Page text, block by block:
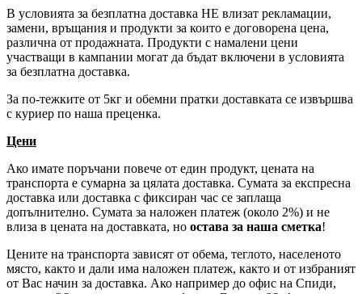
В условията за безплатна доставка НЕ влизат рекламации,
замени, връщания и продукти за които е договорена цена,
различна от продажната. Продукти с намалени цени
участващи в кампании могат да бъдат включени в условията
за безплатна доставка.
За по-тежките от 5кг и обемни пратки доставката се извършва
с куриер по наша преценка.
Цени
Ако имате поръчани повече от един продукт, цената на
транспорта е сумарна за цялата доставка. Сумата за експресна
доставка или доставка с фиксиран час се заплаща
допълнително. Сумата за наложен платеж (около 2%) и не
влиза в цената на доставката, но остава за наша сметка!
Цените на транспорта зависят от обема, теглото, населеното
място, както и дали има наложен платеж, както и от избраният
от Вас начин за доставка. Ако например до офис на Спиди,